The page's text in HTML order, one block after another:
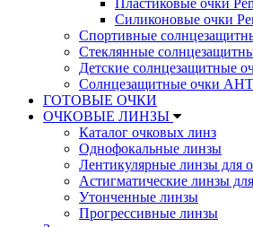
Пластиковые очки
Силиконовые очки
Спортивные
Стеклянные
Детские солнцезащитные
Солнцезащитные очки
ГОТОВЫЕ ОЧКИ
ОЧКОВЫЕ ЛИНЗЫ
Каталог очковых линз
Однофокальные линзы
Лентикулярные линзы для
Астигматические линзы
Утонченные линзы
Прогрессивные линзы